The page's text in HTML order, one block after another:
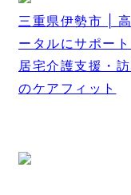
三重県伊勢市 |
ータルにサポー
居宅介護支援・
のケアフィット